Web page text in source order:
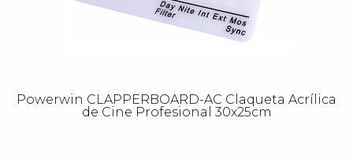
Powerwin CLAPPERBOARD-AC Claqueta Acrílica
de Cine Profesional 30x25cm